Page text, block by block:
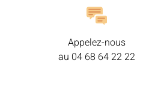
Appelez-nous
au 04 68 64 22 22